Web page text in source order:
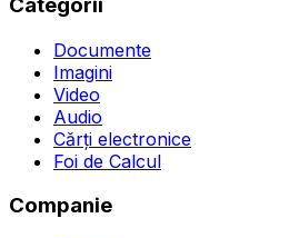
Documente
Imagini
Video
Audio
Cărți electronice
Foi de Calcul
Companie